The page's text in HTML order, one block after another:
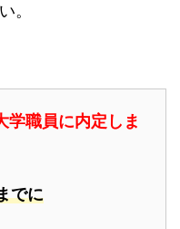
。
学職員に内定しま
でに